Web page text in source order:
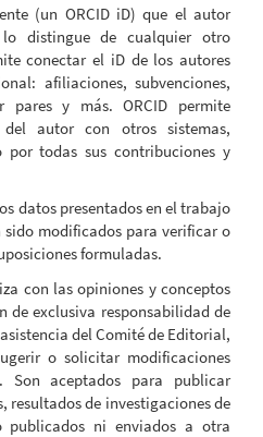
(un ORCID iD) que el autor
distingue de cualquier otro
conectar el iD de los autores
afiliaciones, subvenciones,
pares y más. ORCID permite
autor con otros sistemas,
por todas sus contribuciones y
datos presentados en el trabajo
modificados para verificar o
formuladas.
con las opiniones y conceptos
de exclusiva responsabilidad de
del Comité de Editorial,
o solicitar modificaciones
Son aceptados para publicar
de investigaciones de
publicados ni enviados a otra